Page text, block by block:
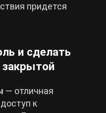
придется
и сделать
закрытой
— отличная
к